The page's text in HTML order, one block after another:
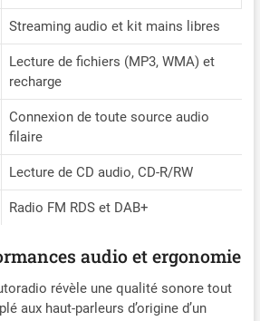
Streaming audio et kit mains libres
Lecture de fichiers (MP3, WMA) et
recharge
Connexion de toute source audio
filaire
Lecture de CD audio, CD-R/RW
Radio FM RDS et DAB+
audio et ergonomie
révèle une qualité sonore tout
aux haut-parleurs d’origine d’un